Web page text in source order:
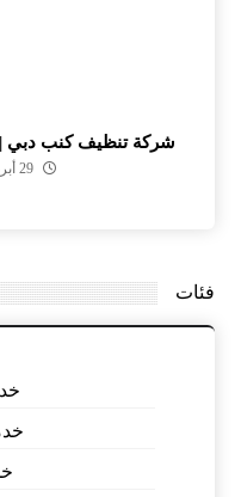
شركة تنظيف كنب دبي |0526402015| تنظيف المجالس
29 أبريل، 2025
فئات